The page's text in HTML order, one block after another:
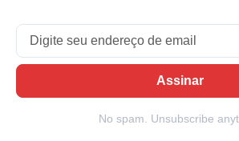
Email
Assinar
No spam. Unsubscribe